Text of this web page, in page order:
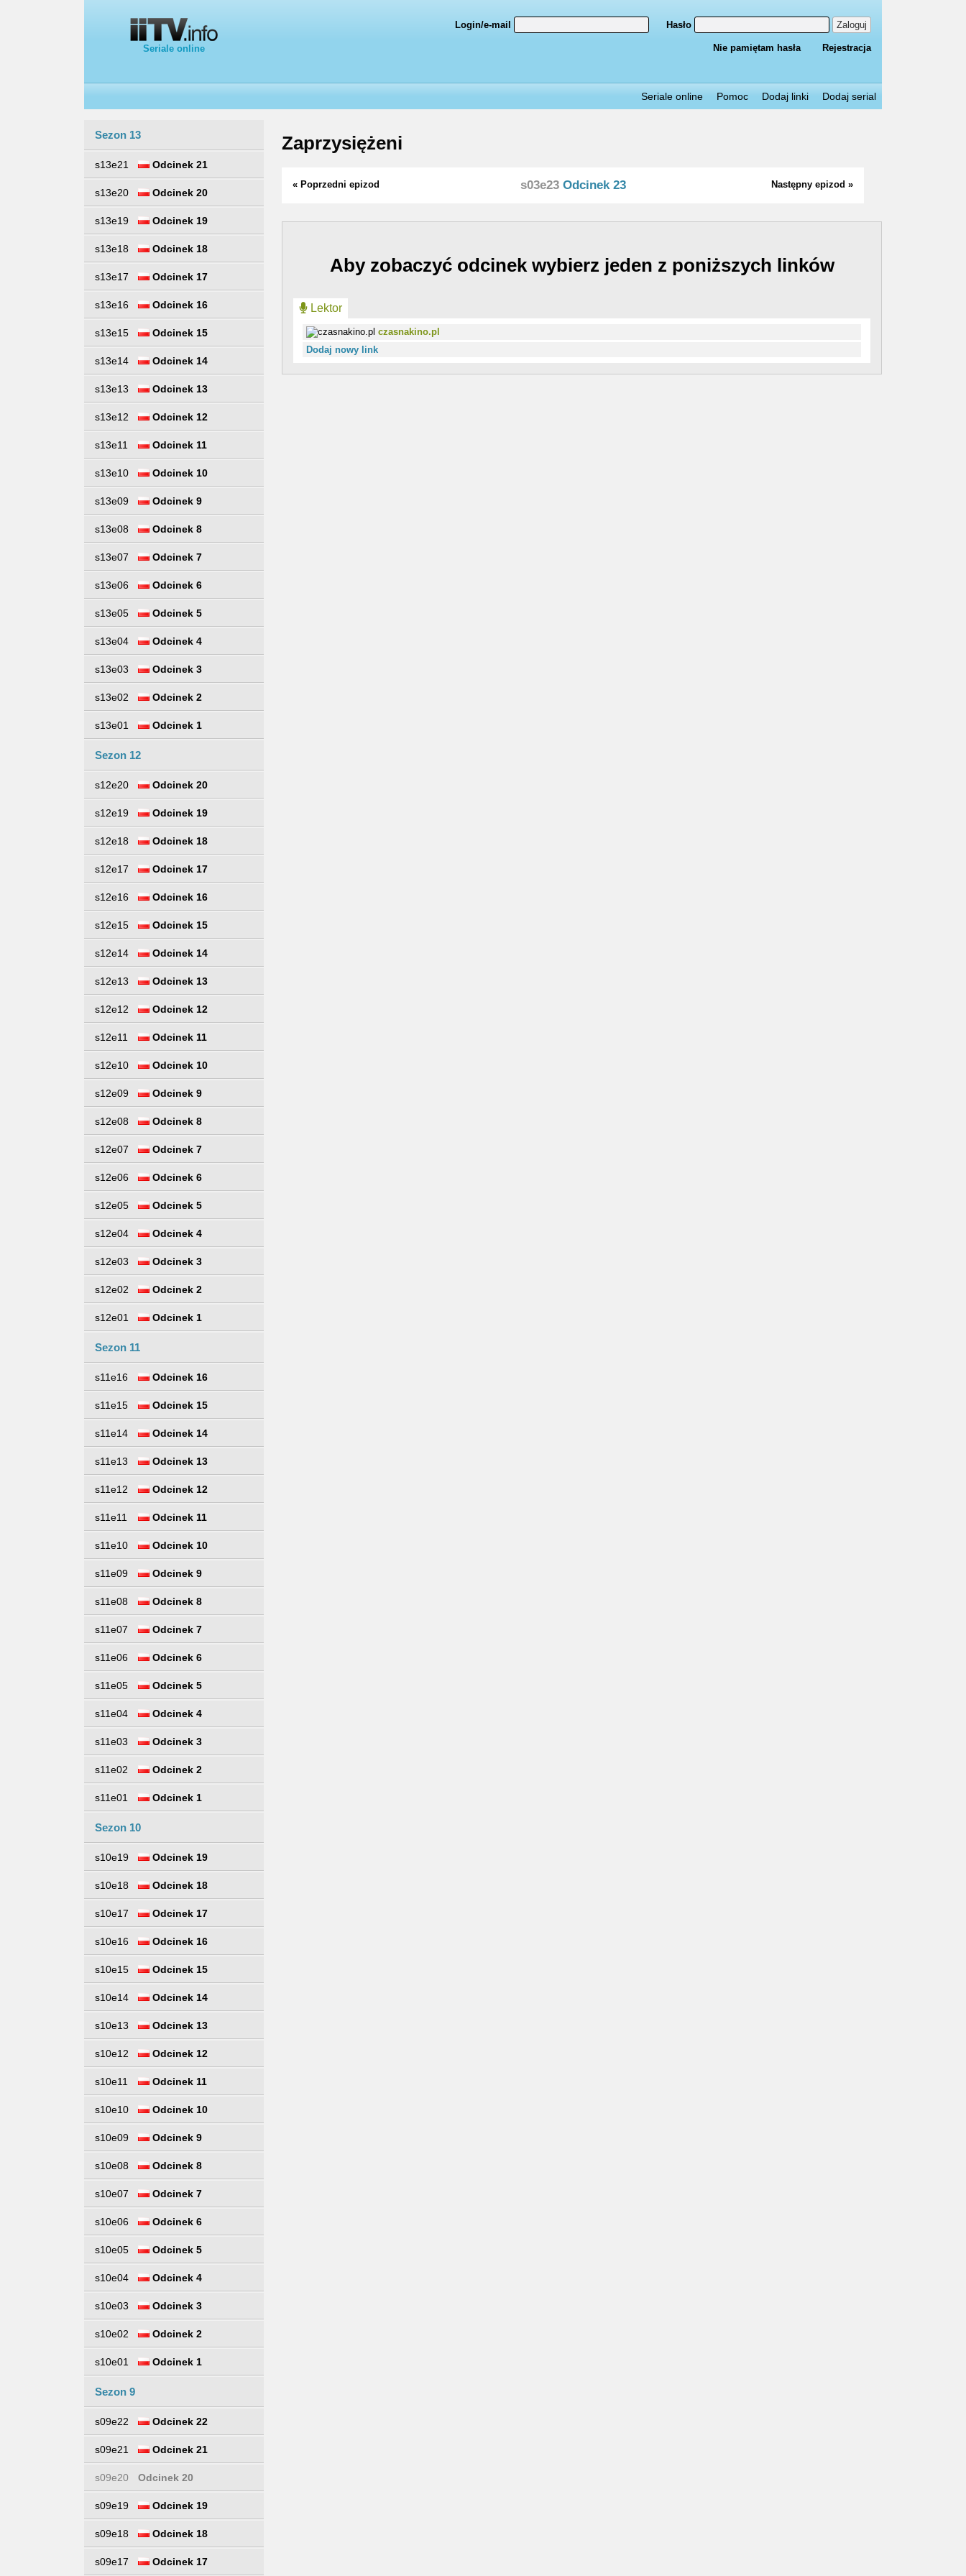
Seriale online
Login/e-mail Hasło Zaloguj
Nie pamiętam hasła Rejestracja
Seriale online Pomoc Dodaj linki Dodaj serial
Sezon 13
s13e21 Odcinek 21
s13e20 Odcinek 20
s13e19 Odcinek 19
s13e18 Odcinek 18
s13e17 Odcinek 17
s13e16 Odcinek 16
s13e15 Odcinek 15
s13e14 Odcinek 14
s13e13 Odcinek 13
s13e12 Odcinek 12
s13e11 Odcinek 11
s13e10 Odcinek 10
s13e09 Odcinek 9
s13e08 Odcinek 8
s13e07 Odcinek 7
s13e06 Odcinek 6
s13e05 Odcinek 5
s13e04 Odcinek 4
s13e03 Odcinek 3
s13e02 Odcinek 2
s13e01 Odcinek 1
Sezon 12
s12e20 Odcinek 20
s12e19 Odcinek 19
s12e18 Odcinek 18
s12e17 Odcinek 17
s12e16 Odcinek 16
s12e15 Odcinek 15
s12e14 Odcinek 14
s12e13 Odcinek 13
s12e12 Odcinek 12
s12e11 Odcinek 11
s12e10 Odcinek 10
s12e09 Odcinek 9
s12e08 Odcinek 8
s12e07 Odcinek 7
s12e06 Odcinek 6
s12e05 Odcinek 5
s12e04 Odcinek 4
s12e03 Odcinek 3
s12e02 Odcinek 2
s12e01 Odcinek 1
Sezon 11
s11e16 Odcinek 16
s11e15 Odcinek 15
s11e14 Odcinek 14
s11e13 Odcinek 13
s11e12 Odcinek 12
s11e11 Odcinek 11
s11e10 Odcinek 10
s11e09 Odcinek 9
s11e08 Odcinek 8
s11e07 Odcinek 7
s11e06 Odcinek 6
s11e05 Odcinek 5
s11e04 Odcinek 4
s11e03 Odcinek 3
s11e02 Odcinek 2
s11e01 Odcinek 1
Sezon 10
s10e19 Odcinek 19
s10e18 Odcinek 18
s10e17 Odcinek 17
s10e16 Odcinek 16
s10e15 Odcinek 15
s10e14 Odcinek 14
s10e13 Odcinek 13
s10e12 Odcinek 12
s10e11 Odcinek 11
s10e10 Odcinek 10
s10e09 Odcinek 9
s10e08 Odcinek 8
s10e07 Odcinek 7
s10e06 Odcinek 6
s10e05 Odcinek 5
s10e04 Odcinek 4
s10e03 Odcinek 3
s10e02 Odcinek 2
s10e01 Odcinek 1
Sezon 9
s09e22 Odcinek 22
s09e21 Odcinek 21
s09e20 Odcinek 20
s09e19 Odcinek 19
s09e18 Odcinek 18
s09e17 Odcinek 17
Zaprzysiężeni
« Poprzedni epizod Następny epizod »
s03e23Odcinek 23
Aby zobaczyć odcinek wybierz jeden z poniższych linków
Lektor
czasnakino.pl
Dodaj nowy link